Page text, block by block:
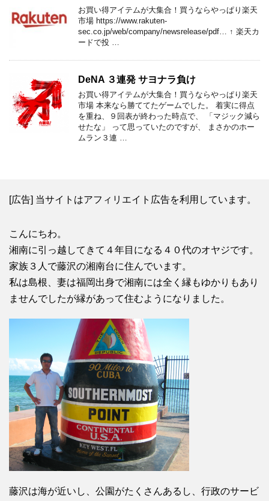
お買い得アイテムが大集合！買うならやっぱり楽天
市場 https://www.rakuten-
sec.co.jp/web/company/newsrelease/pdf… ↑ 楽天カ
ードで投 …
DeNA ３連発 サヨナラ負け
お買い得アイテムが大集合！買うならやっぱり楽天
市場 本来なら勝ててたゲームでした。 着実に得点
を重ね、９回表が終わった時点で、 「マジック減ら
せたな」 って思っていたのですが、 まさかのホー
ムラン３連 …
[広告] 当サイトはアフィリエイト広告を利用しています。
こんにちわ。
湘南に引っ越してきて４年目になる４０代のオヤジです。
家族３人で藤沢の湘南台に住んでいます。
私は島根、妻は福岡出身で湘南には全く縁もゆかりもあり
ませんでしたが縁があって住むようになりました。
藤沢は海が近いし、公園がたくさんあるし、行政のサービ